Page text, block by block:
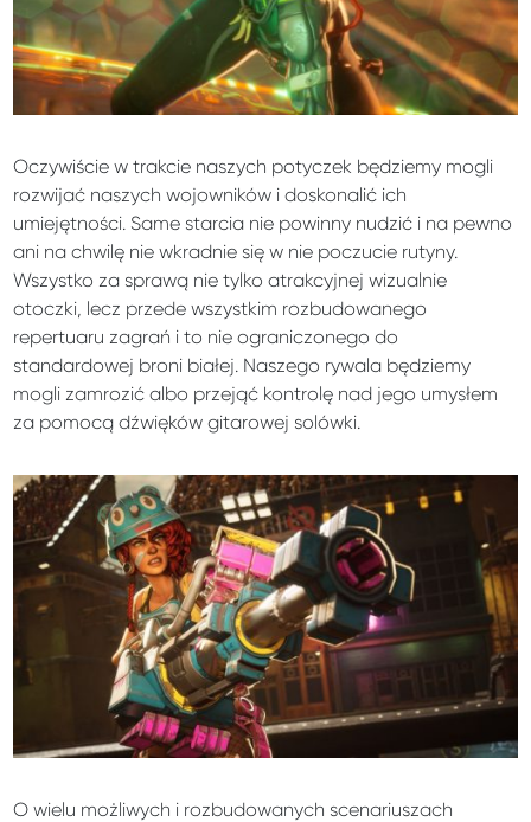
Oczywiście w trakcie naszych potyczek będziemy mogli
rozwijać naszych wojowników i doskonalić ich
umiejętności. Same starcia nie powinny nudzić i na pewno
ani na chwilę nie wkradnie się w nie poczucie rutyny.
Wszystko za sprawą nie tylko atrakcyjnej wizualnie
otoczki, lecz przede wszystkim rozbudowanego
repertuaru zagrań i to nie ograniczonego do
standardowej broni białej. Naszego rywala będziemy
mogli zamrozić albo przejąć kontrolę nad jego umysłem
za pomocą dźwięków gitarowej solówki.
O wielu możliwych i rozbudowanych scenariuszach